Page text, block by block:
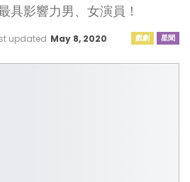
具影響力男、女演員！
戲劇 星聞
updated May 8, 2020